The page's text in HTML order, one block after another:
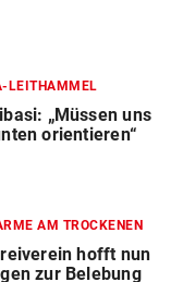
LEITHAMMEL
„Müssen uns
orientieren“
AM TROCKENEN
hofft nun
zur Belebung